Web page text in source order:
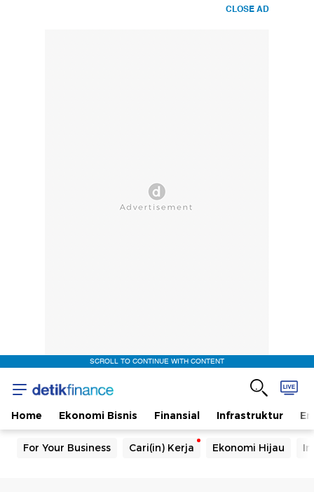
CLOSE AD
SCROLL TO CONTINUE WITH CONTENT
Home Ekonomi Bisnis Finansial Infrastruktur
For Your Business Cari(in) Kerja Ekonomi Hijau